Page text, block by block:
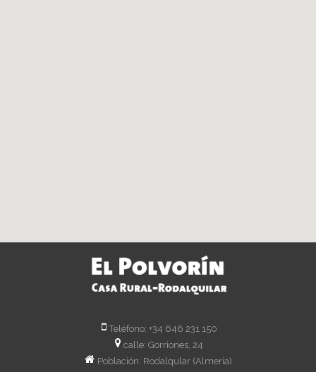
Teléfono: +34 646 231 150
calle: Gorriones, 24
Población: Rodalqular (Almería)